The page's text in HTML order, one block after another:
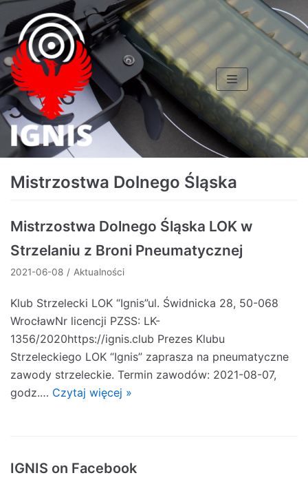
Skocz
do
treści
Mistrzostwa Dolnego Śląska
Mistrzostwa Dolnego Śląska LOK w
Strzelaniu z Broni Pneumatycznej
2021-06-08 Aktualności
Klub Strzelecki LOK “Ignis”ul. Świdnicka 28, 50-068
WrocławNr licencji PZSS: LK-
1356/2020https://ignis.club Prezes Klubu
Strzeleckiego LOK “Ignis” zaprasza na pneumatyczne
zawody strzeleckie. Termin zawodów: 2021-08-07,
godz.… Czytaj więcej »
IGNIS on Facebook